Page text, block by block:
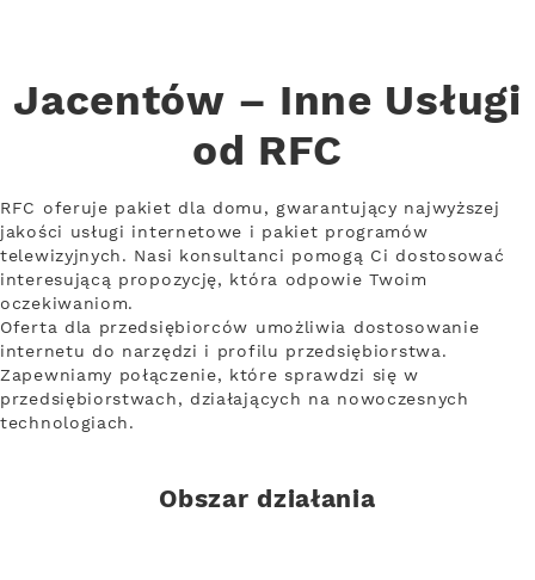
Jacentów – Inne Usługi
od RFC
RFC oferuje pakiet dla domu, gwarantujący najwyższej
jakości usługi internetowe i pakiet programów
telewizyjnych. Nasi konsultanci pomogą Ci dostosować
interesującą propozycję, która odpowie Twoim
oczekiwaniom.
Oferta dla przedsiębiorców umożliwia dostosowanie
internetu do narzędzi i profilu przedsiębiorstwa.
Zapewniamy połączenie, które sprawdzi się w
przedsiębiorstwach, działających na nowoczesnych
technologiach.
Obszar działania